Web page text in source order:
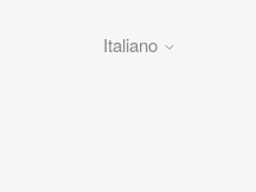
Italiano